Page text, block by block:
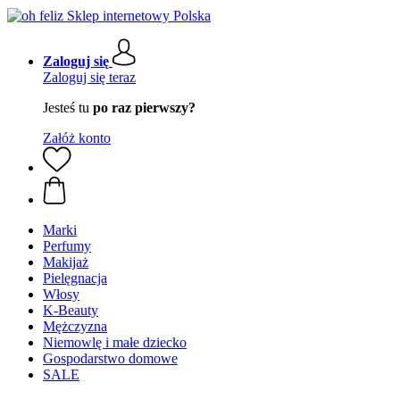
Zaloguj się
Zaloguj się teraz
Jesteś tu po raz pierwszy?
Załóż konto
Marki
Perfumy
Makijaż
Pielęgnacja
Włosy
K-Beauty
Mężczyzna
Niemowlę i małe dziecko
Gospodarstwo domowe
SALE